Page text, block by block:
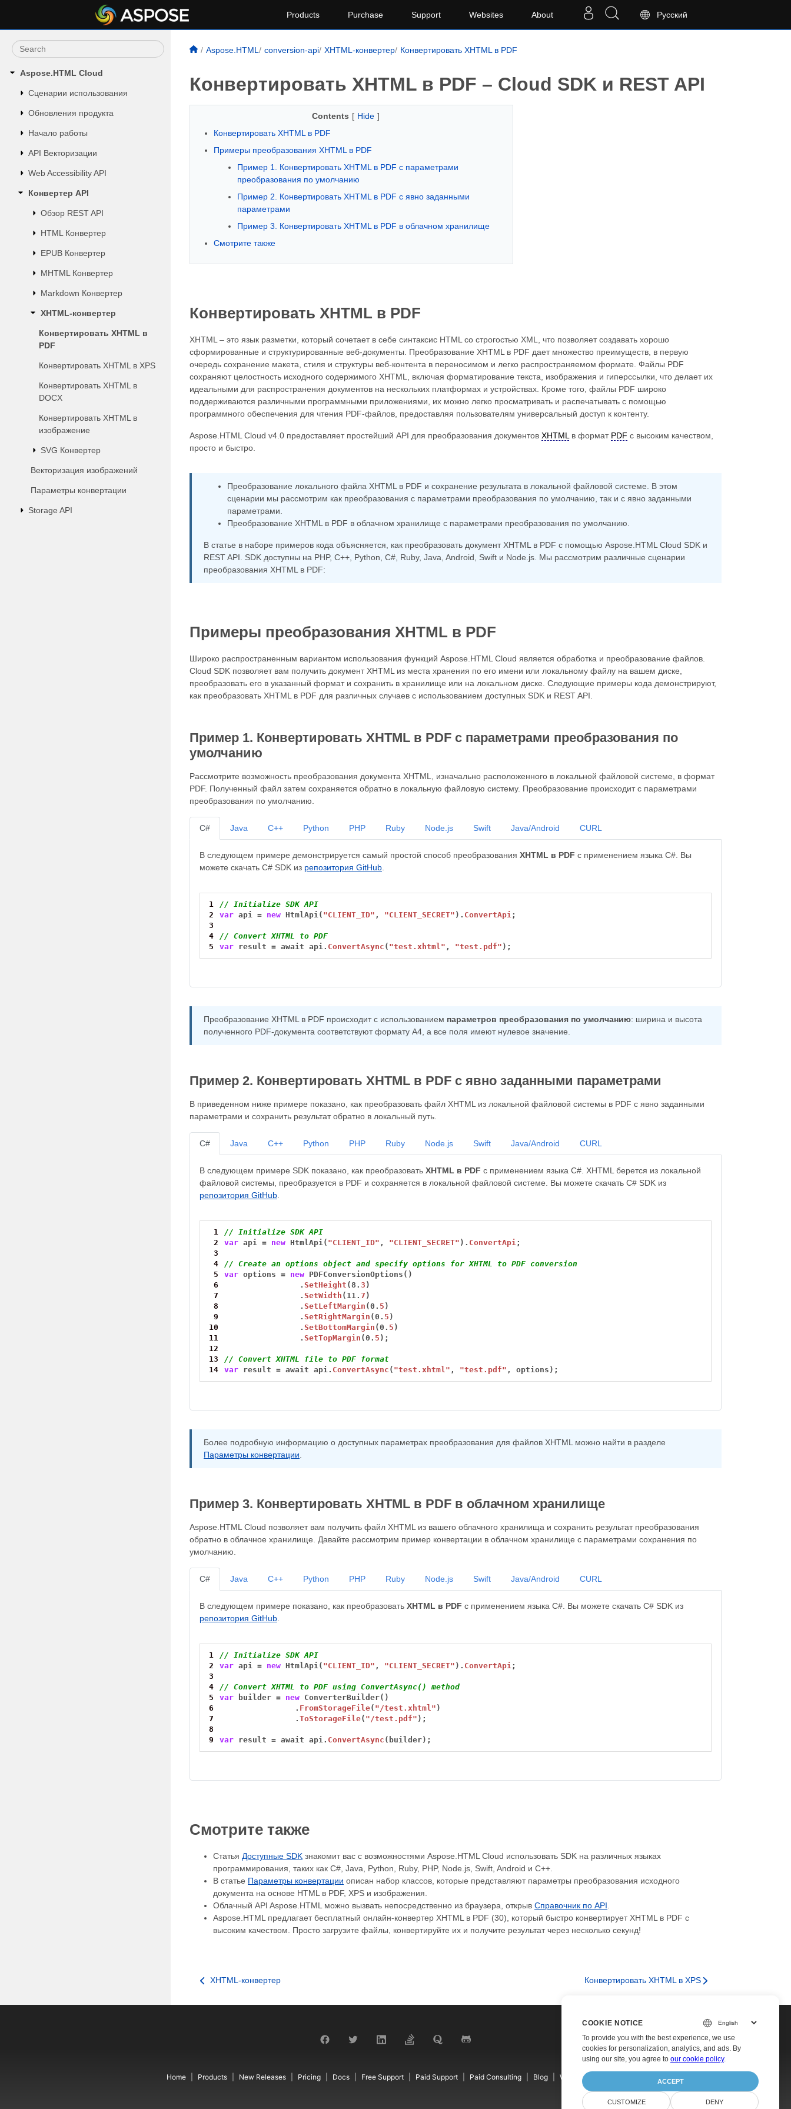
Products Purchase Support Websites About Русский
Aspose.HTML Cloud
Сценарии использования
Обновления продукта
Начало работы
API Векторизации
Web Accessibility API
Конвертер API
Обзор REST API
HTML Конвертер
EPUB Конвертер
MHTML Конвертер
Markdown Конвертер
XHTML-конвертер
Конвертировать XHTML в
PDF
Конвертировать XHTML в XPS
Конвертировать XHTML в
DOCX
Конвертировать XHTML в
изображение
SVG Конвертер
Векторизация изображений
Параметры конвертации
Storage API
Aspose.HTML conversion-api XHTML-конвертер Конвертировать XHTML в PDF
Конвертировать XHTML в PDF – Cloud SDK и REST API
Contents [ Hide ]
Конвертировать XHTML в PDF
Примеры преобразования XHTML в PDF
Пример 1. Конвертировать XHTML в PDF с параметрами
преобразования по умолчанию
Пример 2. Конвертировать XHTML в PDF с явно заданными
параметрами
Пример 3. Конвертировать XHTML в PDF в облачном хранилище
Смотрите также
Конвертировать XHTML в PDF
XHTML – это язык разметки, который сочетает в себе синтаксис HTML со строгостью XML, что позволяет создавать хорошо
сформированные и структурированные веб-документы. Преобразование XHTML в PDF дает множество преимуществ, в первую
очередь сохранение макета, стиля и структуры веб-контента в переносимом и легко распространяемом формате. Файлы PDF
сохраняют целостность исходного содержимого XHTML, включая форматирование текста, изображения и гиперссылки, что делает их
идеальными для распространения документов на нескольких платформах и устройствах. Кроме того, файлы PDF широко
поддерживаются различными программными приложениями, их можно легко просматривать и распечатывать с помощью
программного обеспечения для чтения PDF-файлов, предоставляя пользователям универсальный доступ к контенту.
Aspose.HTML Cloud v4.0 предоставляет простейший API для преобразования документов XHTML в формат PDF с высоким качеством,
просто и быстро.
Преобразование локального файла XHTML в PDF и сохранение результата в локальной файловой системе. В этом
сценарии мы рассмотрим как преобразования с параметрами преобразования по умолчанию, так и с явно заданными
параметрами.
Преобразование XHTML в PDF в облачном хранилище с параметрами преобразования по умолчанию.
В статье в наборе примеров кода объясняется, как преобразовать документ XHTML в PDF с помощью Aspose.HTML Cloud SDK и
REST API. SDK доступны на PHP, C++, Python, C#, Ruby, Java, Android, Swift и Node.js. Мы рассмотрим различные сценарии
преобразования XHTML в PDF:
Примеры преобразования XHTML в PDF
Широко распространенным вариантом использования функций Aspose.HTML Cloud является обработка и преобразование файлов.
Cloud SDK позволяет вам получить документ XHTML из места хранения по его имени или локальному файлу на вашем диске,
преобразовать его в указанный формат и сохранить в хранилище или на локальном диске. Следующие примеры кода демонстрируют,
как преобразовать XHTML в PDF для различных случаев с использованием доступных SDK и REST API.
Пример 1. Конвертировать XHTML в PDF с параметрами преобразования по
умолчанию
Рассмотрите возможность преобразования документа XHTML, изначально расположенного в локальной файловой системе, в формат
PDF. Полученный файл затем сохраняется обратно в локальную файловую систему. Преобразование происходит с параметрами
преобразования по умолчанию.
C#
В следующем примере демонстрируется самый простой способ преобразования XHTML в PDF с применением языка C#. Вы
можете скачать C# SDK из репозитория GitHub
1
// Initialize SDK API
2
var api = new HtmlApi( "CLIENT_ID" , "CLIENT_SECRET" ). ConvertApi;
3
4
// Convert XHTML to PDF
5
var result = await api. ConvertAsync ( "test.xhtml" , "test.pdf" );
Java C++ Python PHP Ruby Node.js Swift Java/Android CURL
Преобразование XHTML в PDF происходит с использованием параметров преобразования по умолчанию: ширина и высота
полученного PDF-документа соответствуют формату A4, а все поля имеют нулевое значение.
Пример 2. Конвертировать XHTML в PDF с явно заданными параметрами
В приведенном ниже примере показано, как преобразовать файл XHTML из локальной файловой системы в PDF с явно заданными
параметрами и сохранить результат обратно в локальный путь.
C#
В следующем примере SDK показано, как преобразовать XHTML в PDF с применением языка C#. XHTML берется из локальной
файловой системы, преобразуется в PDF и сохраняется в локальной файловой системе. Вы можете скачать C# SDK из
репозитория GitHub
1
// Initialize SDK API
2
var api = new HtmlApi( "CLIENT_ID" , "CLIENT_SECRET" ). ConvertApi;
3
4
// Create an options object and specify options for XHTML to PDF conversion
5
var options = new PDFConversionOptions()
6
.SetHeight (8.3 )
7
.SetWidth (11.7 )
8
.SetLeftMargin (0. 5 )
9
.SetRightMargin (0. 5 )
10
.SetBottomMargin (0. 5 )
11
.SetTopMargin (0. 5 );
12
13
// Convert XHTML file to PDF format
14
var result = await api. ConvertAsync ( "test.xhtml" , "test.pdf" , options);
Java C++ Python PHP Ruby Node.js Swift Java/Android CURL
Более подробную информацию о доступных параметрах преобразования для файлов XHTML можно найти в разделе
Параметры конвертации
Пример 3. Конвертировать XHTML в PDF в облачном хранилище
Aspose.HTML Cloud позволяет вам получить файл XHTML из вашего облачного хранилища и сохранить результат преобразования
обратно в облачное хранилище. Давайте рассмотрим пример конвертации в облачном хранилище с параметрами сохранения по
умолчанию.
C#
В следующем примере показано, как преобразовать XHTML в PDF с применением языка C#. Вы можете скачать C# SDK из
репозитория GitHub
1
// Initialize SDK API
2
var api = new HtmlApi( "CLIENT_ID" , "CLIENT_SECRET" ). ConvertApi;
3
4
// Convert XHTML to PDF using ConvertAsync() method
5
var builder = new ConverterBuilder()
6
. FromStorageFile( "/test.xhtml" )
7
.ToStorageFile( "/test.pdf" );
8
9
var result = await api. ConvertAsync (builder);
Java C++ Python PHP Ruby Node.js Swift Java/Android CURL
Смотрите также
Статья Доступные SDK знакомит вас с возможностями Aspose.HTML Cloud использовать SDK на различных языках
программирования, таких как C#, Java, Python, Ruby, PHP, Node.js, Swift, Android и C++.
В статье Параметры конвертации описан набор классов, которые представляют параметры преобразования исходного
документа на основе HTML в PDF, XPS и изображения.
Облачный API Aspose.HTML можно вызвать непосредственно из браузера, открыв Справочник по API
Aspose.HTML предлагает бесплатный онлайн-конвертер XHTML в PDF (30), который быстро конвертирует XHTML в PDF с
высоким качеством. Просто загрузите файлы, конвертируйте их и получите результат через несколько секунд!
XHTML-конвертер Конвертировать XHTML в XPS
Home Products New Releases Pricing Docs Free Support Paid Support Paid Consulting Blog Websites
COOKIE NOTICE
To provide you with the best experience, we use
cookies for personalization, analytics, and ads. By
using our site, you agree to our cookie policy.
ACCEPT
CUSTOMIZE DENY